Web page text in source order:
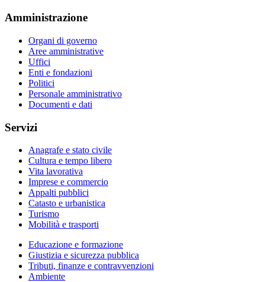
Amministrazione
Organi di governo
Aree amministrative
Uffici
Enti e fondazioni
Politici
Personale amministrativo
Documenti e dati
Servizi
Anagrafe e stato civile
Cultura e tempo libero
Vita lavorativa
Imprese e commercio
Appalti pubblici
Catasto e urbanistica
Turismo
Mobilità e trasporti
Educazione e formazione
Giustizia e sicurezza pubblica
Tributi, finanze e contravvenzioni
Ambiente